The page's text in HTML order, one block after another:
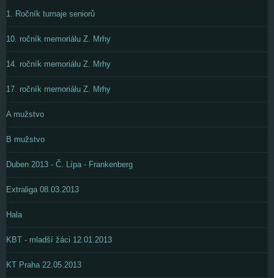
1. Ročník turnaje seniorů
10. ročník memoriálu Z. Mrhy
14. ročník memoriálu Z. Mrhy
17. ročník memoriálu Z. Mrhy
A mužstvo
B mužstvo
Duben 2013 - Č. Lípa - Frankenberg
Extraliga 08.03.2013
Hala
KBT - mladší žáci 12.01.2013
KT Praha 22.05.2013